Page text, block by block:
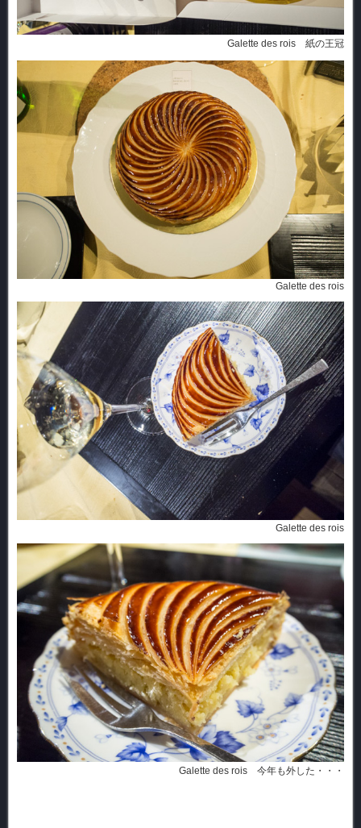
Galette des rois 紙の王冠
Galette des rois
Galette des rois
Galette des rois 今年も外した・・・